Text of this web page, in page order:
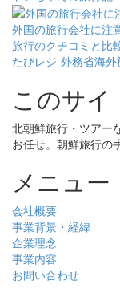
外国の旅行会社に注
旅行のクチコミと比
たびレジ-外務省海
このサイ
北朝鮮旅行・ツアー
お任せ。朝鮮旅行の
メニュー
会社概要
事業背景・経緯
企業理念
事業内容
お問い合わせ